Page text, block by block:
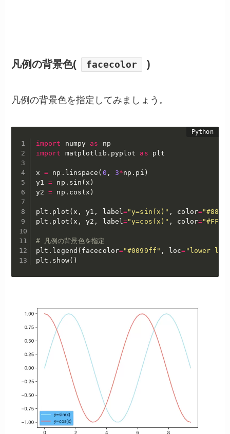
凡例の背景色( facecolor )
凡例の背景色を指定してみましょう。
import numpy as
import matplotlib . pyplot as plt
x = np . linspace ( 0 , 3*np . pi )
y1 = np . sin ( x )
y2 = np . cos ( x )
plt . plot ( x , y1 , label="y=sin(x)" , color=
plt . plot ( x , y2 , label="y=cos(x)" , color=
# 凡例の背景色を指定
plt . legend ( facecolor="#0099ff" , loc= "lower
plt . show( )